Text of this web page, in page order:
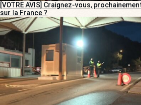
[VOTRE AVIS] Craignez-vous,
sur la France ?